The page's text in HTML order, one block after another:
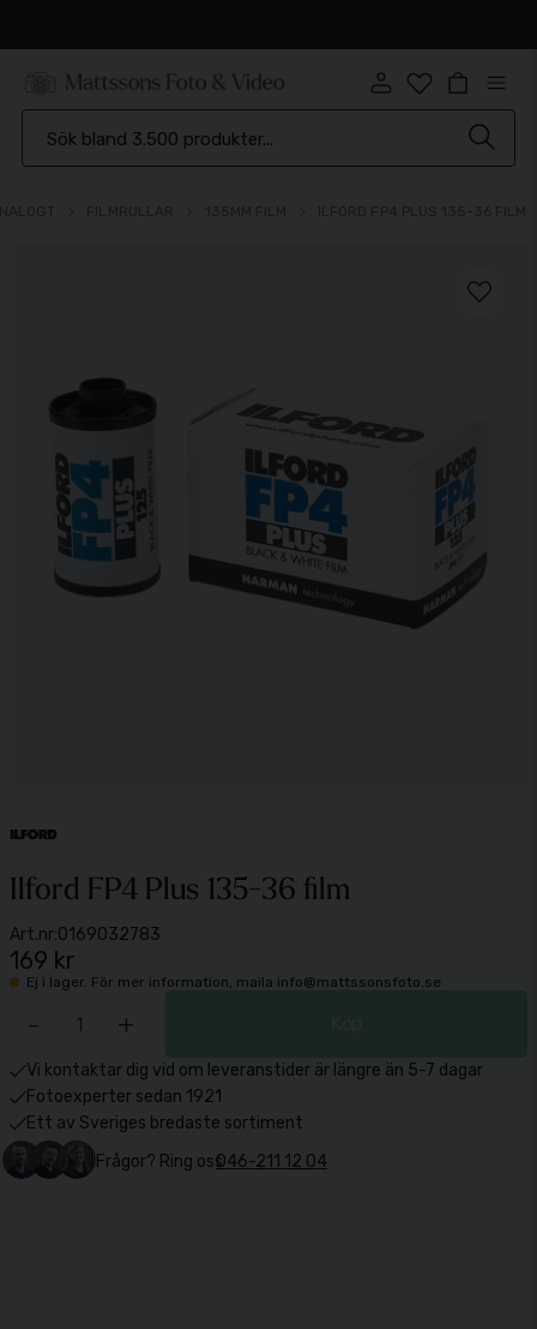
Ilford FP4 Plus 135-36 film
Art.nr:0169032783
169 kr
Ej i lager. För mer information, maila info@mattssonsfoto.se
- +
Vi kontaktar dig vid om leveranstider är längre än 5-7 dagar
Fotoexperter sedan 1921
Ett av Sveriges bredaste sortiment
Frågor? Ring oss046-211 12 04